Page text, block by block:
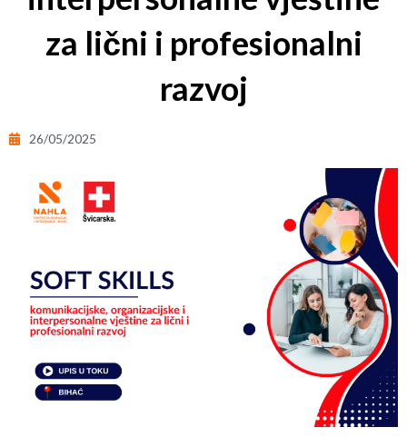
za lični i profesionalni
razvoj
26/05/2025